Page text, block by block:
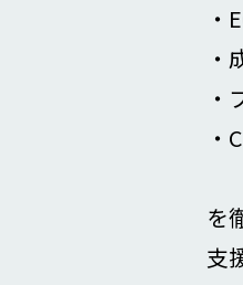
・
・
・
・
を
支